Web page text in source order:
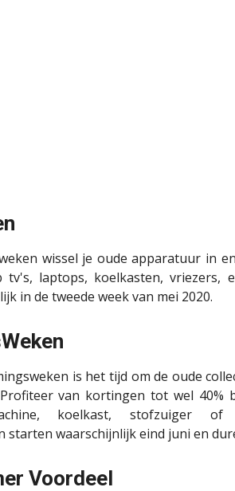
wissel je oude apparatuur in
laptops, koelkasten, vriezers,
in de tweede week van mei 2020.
is het tijd om de oude
van kortingen tot wel 40%
koelkast, stofzuiger
starten waarschijnlijk eind juni en
Voordeel